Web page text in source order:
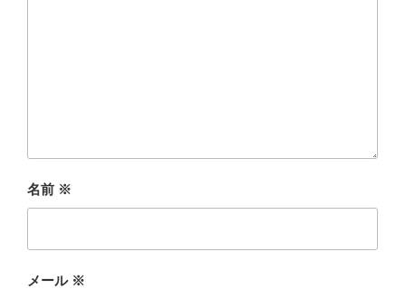
名前 ※
メール ※